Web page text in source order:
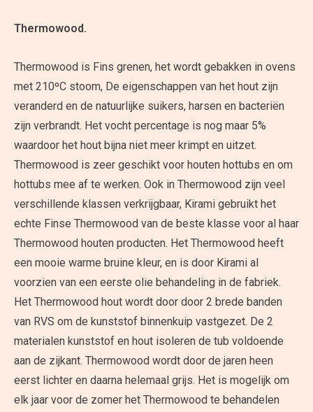
Thermowood.
Thermowood is Fins grenen, het wordt gebakken in ovens
met 210ºC stoom, De eigenschappen van het hout zijn
veranderd en de natuurlijke suikers, harsen en bacteriën
zijn verbrandt. Het vocht percentage is nog maar 5%
waardoor het hout bijna niet meer krimpt en uitzet.
Thermowood is zeer geschikt voor houten hottubs en om
hottubs mee af te werken. Ook in Thermowood zijn veel
verschillende klassen verkrijgbaar, Kirami gebruikt het
echte Finse Thermowood van de beste klasse voor al haar
Thermowood houten producten. Het Thermowood heeft
een mooie warme bruine kleur, en is door Kirami al
voorzien van een eerste olie behandeling in de fabriek.
Het Thermowood hout wordt door door 2 brede banden
van RVS om de kunststof binnenkuip vastgezet. De 2
materialen kunststof en hout isoleren de tub voldoende
aan de zijkant. Thermowood wordt door de jaren heen
eerst lichter en daarna helemaal grijs. Het is mogelijk om
elk jaar voor de zomer het Thermowood te behandelen